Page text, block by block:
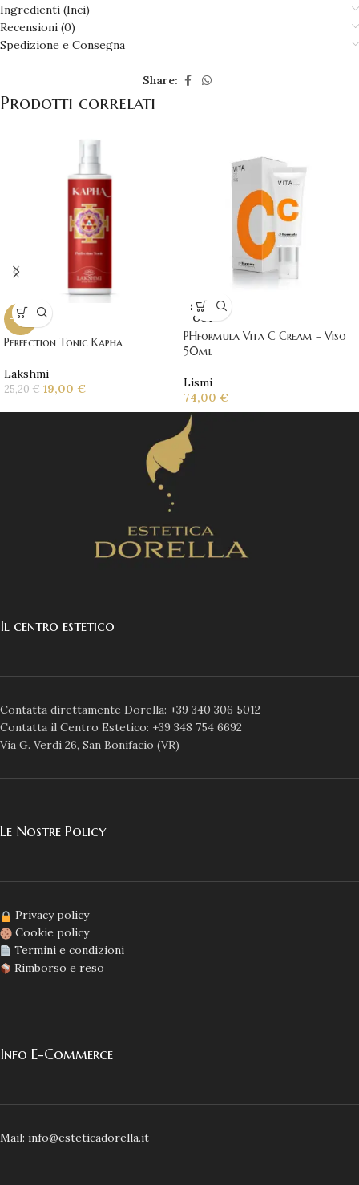
Ingredienti (Inci)
Recensioni (0)
Spedizione e Consegna
Share:
Prodotti correlati
-25%
Perfection Tonic Kapha
Lakshmi
25,20€ 19,00 €
SOLD
OUT
PHformula Vita C Cream – Viso
50ml
Lismi
74,00 €
Il centro estetico
Contatta direttamente Dorella: +39 340 306 5012
Contatta il Centro Estetico: +39 348 754 6692
Via G. Verdi 26, San Bonifacio (VR)
Le Nostre Policy
Privacy policy
Cookie policy
Termini e condizioni
Rimborso e reso
Info E-Commerce
Mail: info@esteticadorella.it